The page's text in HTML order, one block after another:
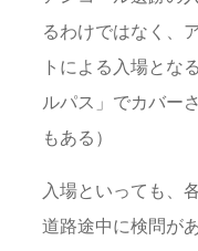
るわけではなく、
トによる入場とな
ルパス」でカバー
もある）
入場といっても、
道路途中に検問が